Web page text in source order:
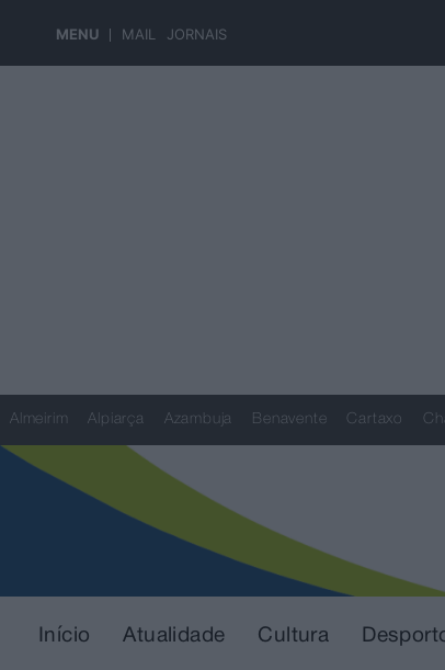
MENU MAIL JORNAIS
Almeirim Alpiarça Azambuja Benavente Cartaxo
Início Atualidade Cultura